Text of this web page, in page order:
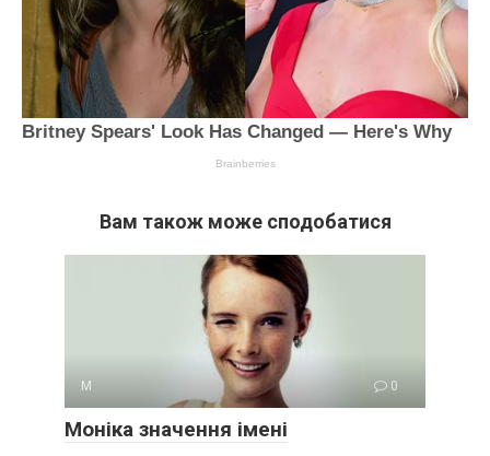
Вам також може сподобатися
М 0
Моніка значення імені